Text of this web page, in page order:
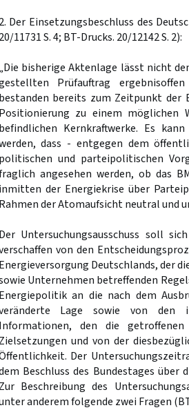
2. Der Einsetzungsbeschluss des
20/11731 S. 4; BT-Drucks. 20/12142 S. 2):
„Die bisherige Aktenlage lässt nicht
Prüfauftrag
bestanden bereits zum Zeitpunkt der
Positionierung zu einem
befindlichen Kernkraftwerke. Es
dass - entgegen dem
politischen und parteipolitischen
angesehen werden, ob das
inmitten der Energiekrise über
Rahmen der Atomaufsicht neutral und
Der Untersuchungsausschuss soll
von den
Energieversorgung Deutschlands, der
Unternehmen betreffenden
Energiepolitik an die nach dem
Lage sowie von den
Informationen, den die getroffenen
Zielsetzungen und von der
Der
Beschluss des Bundestages über
Zur Beschreibung des
anderem folgende zwei Fragen